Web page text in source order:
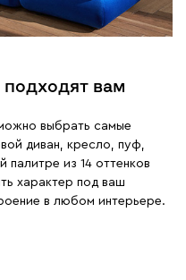
вам
выбрать самые
диван, кресло, пуф,
палитре из 14 оттенков
характер под ваш
в любом интерьере.